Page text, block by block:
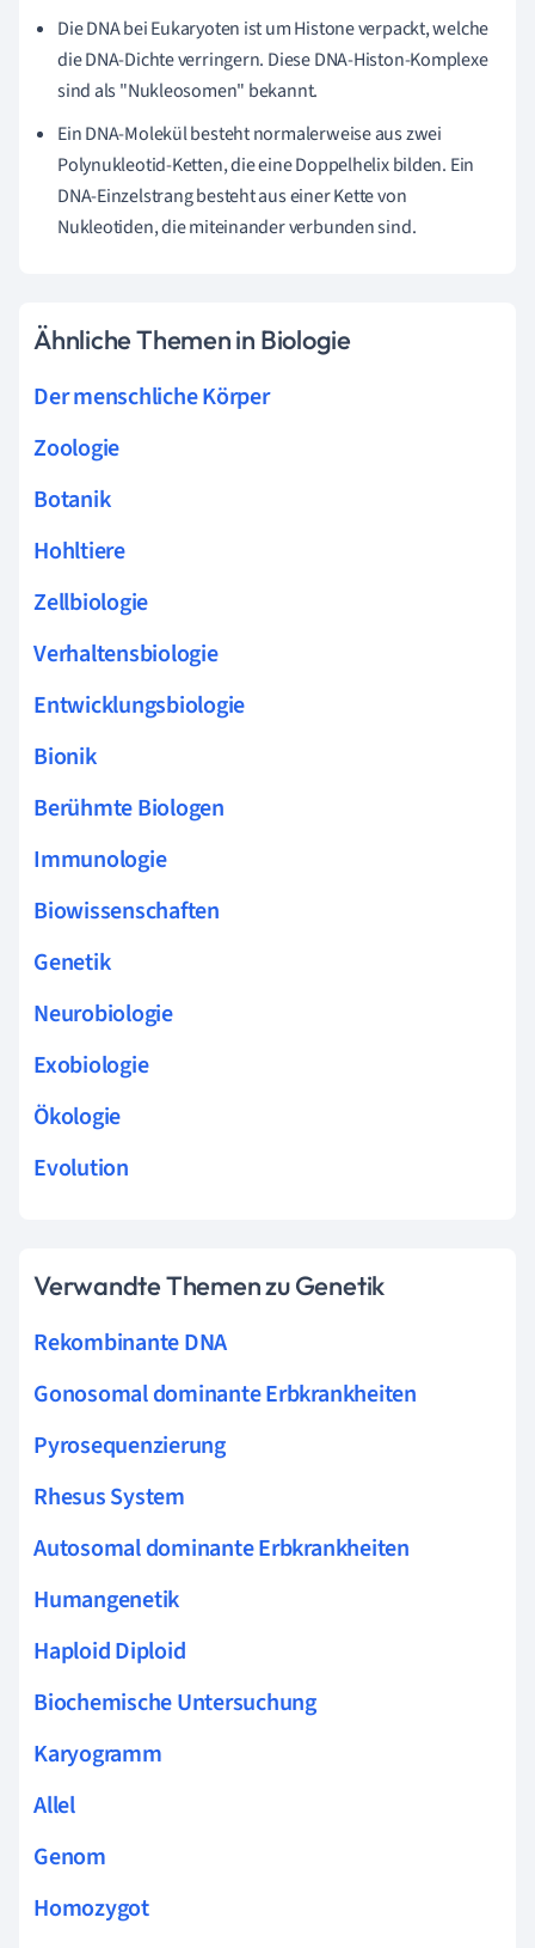
Die DNA bei Eukaryoten ist um Histone verpackt, welche
die DNA-Dichte verringern. Diese DNA-Histon-Komplexe
sind als "Nukleosomen" bekannt.
Ein DNA-Molekül besteht normalerweise aus zwei
Polynukleotid-Ketten, die eine Doppelhelix bilden. Ein
DNA-Einzelstrang besteht aus einer Kette von
Nukleotiden, die miteinander verbunden sind.
Ähnliche Themen in Biologie
Der menschliche Körper
Zoologie
Botanik
Hohltiere
Zellbiologie
Verhaltensbiologie
Entwicklungsbiologie
Bionik
Berühmte Biologen
Immunologie
Biowissenschaften
Genetik
Neurobiologie
Exobiologie
Ökologie
Evolution
Verwandte Themen zu Genetik
Rekombinante DNA
Gonosomal dominante Erbkrankheiten
Pyrosequenzierung
Rhesus System
Autosomal dominante Erbkrankheiten
Humangenetik
Haploid Diploid
Biochemische Untersuchung
Karyogramm
Allel
Genom
Homozygot